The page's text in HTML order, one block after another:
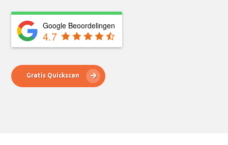
Google Beoordelingen
4.7
Gratis Quickscan